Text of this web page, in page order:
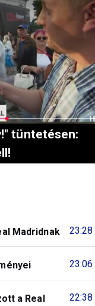
tüntetésen:
23:28
Madridnak
23:06
22:38
a Real